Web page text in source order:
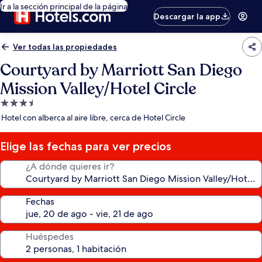
Ir a la sección principal de la página
Descargar la app
Ver todas las propiedades
Courtyard by Marriott San Diego
Mission Valley/Hotel Circle
Propiedad
de
estrellas
Hotel con alberca al aire libre, cerca de Hotel Circle
Elige las fechas para ver precios
¿A dónde quieres ir?
Fechas
Huéspedes